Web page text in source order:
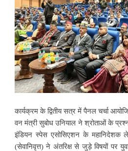
कार्यक्रम के द्वितीय सत्र में पैनल चर्चा
वन मंत्री सुबोध उनियाल ने श्रोताओं के
इंडियन स्पेस एसोसिएशन के
(सेवानिवृत्त) ने अंतरिक्ष से जुड़े विषयों पर